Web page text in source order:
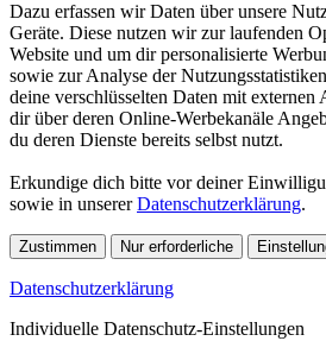
Dazu erfassen wir Daten über unsere
Geräte. Diese nutzen wir zur laufenden
Website und um dir personalisierte
sowie zur Analyse der
deine verschlüsselten Daten mit externen
dir über deren Online-Werbekanäle
du deren Dienste bereits selbst nutzt.
Erkundige dich bitte vor deiner
sowie in unsererDatenschutzerklärung.
Zustimmen Nur erforderliche
Datenschutzerklärung
Individuelle Datenschutz-Einstellungen